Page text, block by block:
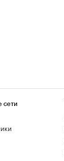
сети